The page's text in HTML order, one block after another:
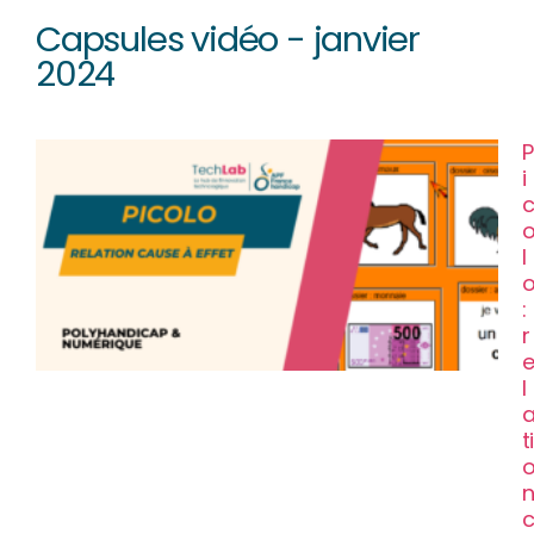
Capsules vidéo - janvier
2024
P
i
c
l
:
r
e
l
ti
n
c